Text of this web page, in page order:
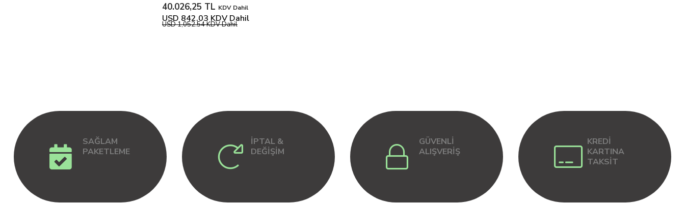
40.026,25 TL KDV Dahil
USD 842.03 KDV Dahil
USD 1,052.54KDV Dahil
SAĞLAM
PAKETLEME
İPTAL &
DEĞİŞİM
GÜVENLİ
ALIŞVERİŞ
KREDİ
KARTINA
TAKSİT